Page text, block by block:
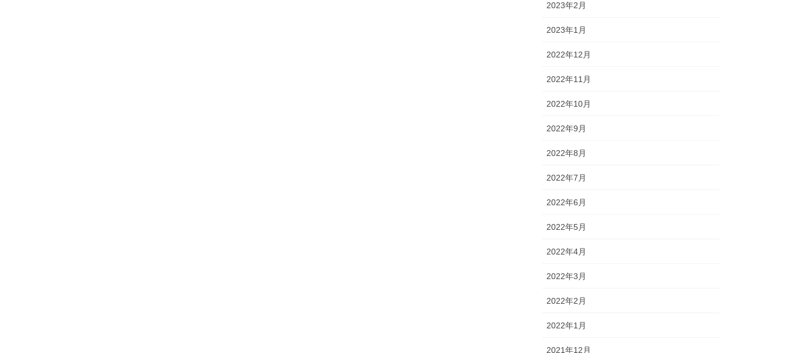
2023年2月
2023年1月
2022年12月
2022年11月
2022年10月
2022年9月
2022年8月
2022年7月
2022年6月
2022年5月
2022年4月
2022年3月
2022年2月
2022年1月
2021年12月